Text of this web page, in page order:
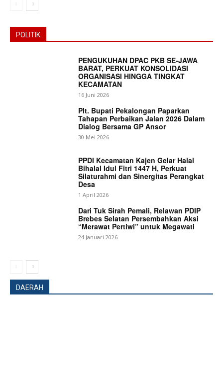
POLITIK
PENGUKUHAN DPAC PKB SE-JAWA
BARAT, PERKUAT KONSOLIDASI
ORGANISASI HINGGA TINGKAT
KECAMATAN
16 Juni 2026
Plt. Bupati Pekalongan Paparkan
Tahapan Perbaikan Jalan 2026 Dalam
Dialog Bersama GP Ansor
30 Mei 2026
PPDI Kecamatan Kajen Gelar Halal
Bihalal Idul Fitri 1447 H, Perkuat
Silaturahmi dan Sinergitas Perangkat
Desa
1 April 2026
Dari Tuk Sirah Pemali, Relawan PDIP
Brebes Selatan Persembahkan Aksi
“Merawat Pertiwi” untuk Megawati
24 Januari 2026
DAERAH